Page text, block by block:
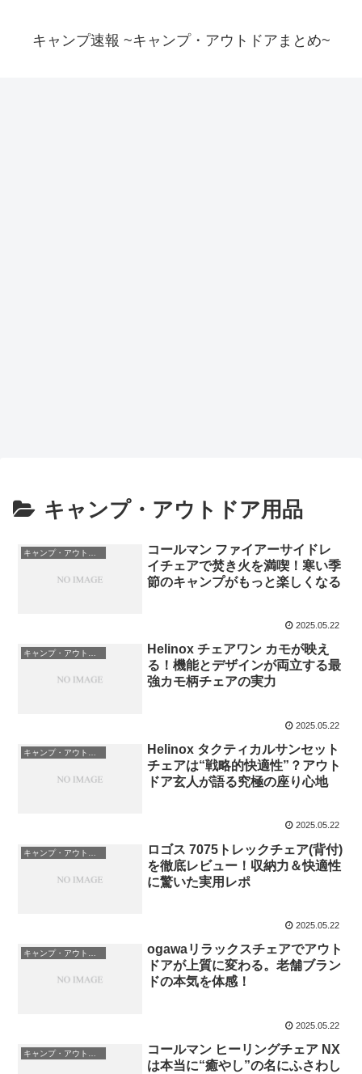
キャンプ速報 ~キャンプ・アウトドアまとめ~
キャンプ・アウトドア用品
コールマン ファイアーサイドレ
イチェアで焚き火を満喫！寒い季
節のキャンプがもっと楽しくなる
2025.05.22
Helinox チェアワン カモが映え
る！機能とデザインが両立する最
強カモ柄チェアの実力
2025.05.22
キャンプ・アウトドア用品
Helinox タクティカルサンセット
チェアは“戦略的快適性”？アウト
ドア玄人が語る究極の座り心地
2025.05.22
ロゴス 7075トレックチェア(背付)
を徹底レビュー！収納力＆快適性
に驚いた実用レポ
2025.05.22
ogawaリラックスチェアでアウト
ドアが上質に変わる。老舗ブラン
ドの本気を体感！
2025.05.22
コールマン ヒーリングチェア NX
は本当に“癒やし”の名にふさわし